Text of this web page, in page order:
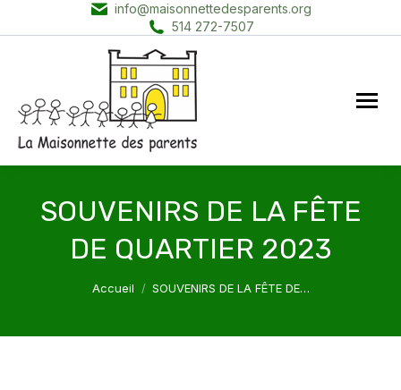
info@maisonnettedesparents.org
514 272-7507
SOUVENIRS DE LA FÊTE
DE QUARTIER 2023
Vous êtes ici :
Accueil SOUVENIRS DE LA FÊTE DE…